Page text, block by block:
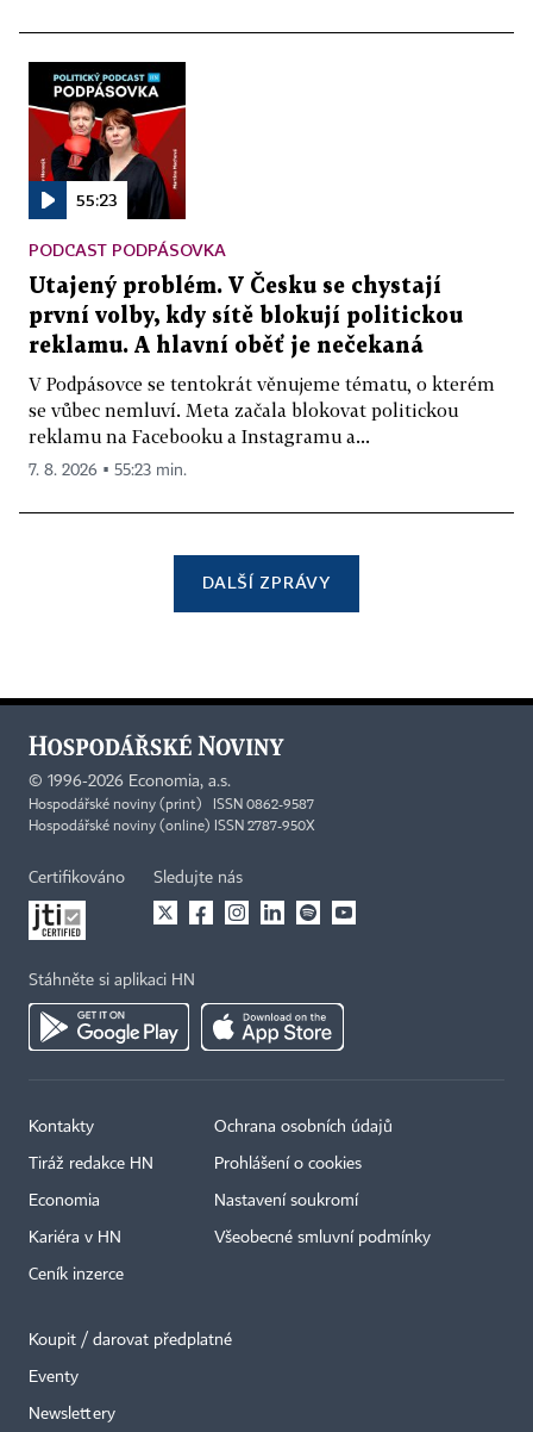
55:23
PODCAST PODPÁSOVKA
Utajený problém. V Česku se chystají
první volby, kdy sítě blokují politickou
reklamu. A hlavní oběť je nečekaná
V Podpásovce se tentokrát věnujeme tématu, o kterém
se vůbec nemluví. Meta začala blokovat politickou
reklamu na Facebooku a Instagramu a...
7. 8. 2026 ▪ 55:23 min.
DALŠÍ ZPRÁVY
© 1996-2026 Economia, a.s.
Hospodářské noviny (print) ISSN 0862-9587
Hospodářské noviny (online) ISSN 2787-950X
Certifikováno Sledujte nás
Stáhněte si aplikaci HN
Kontakty
Tiráž redakce HN
Economia
Kariéra v HN
Ceník inzerce
Ochrana osobních údajů
Prohlášení o cookies
Nastavení soukromí
Všeobecné smluvní podmínky
Koupit / darovat předplatné
Eventy
Newslettery